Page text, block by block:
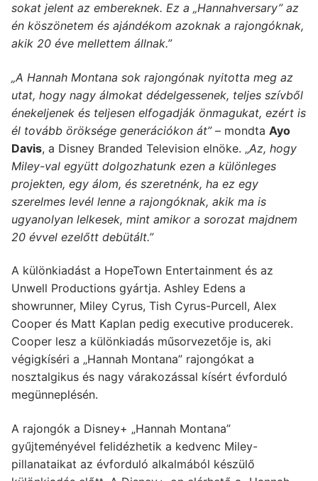
sokat jelent az embereknek. Ez a „Hannahversary” az
én köszönetem és ajándékom azoknak a rajongóknak,
akik 20 éve mellettem állnak.”
„A Hannah Montana sok rajongónak nyitotta meg az
utat, hogy nagy álmokat dédelgessenek, teljes szívből
énekeljenek és teljesen elfogadják önmagukat, ezért is
él tovább öröksége generációkon át”– mondta Ayo
Davis, a Disney Branded Television elnöke. „Az, hogy
Miley-val együtt dolgozhatunk ezen a különleges
projekten, egy álom, és szeretnénk, ha ez egy
szerelmes levél lenne a rajongóknak, akik ma is
ugyanolyan lelkesek, mint amikor a sorozat majdnem
20 évvel ezelőtt debütált.”
A különkiadást a HopeTown Entertainment és az
Unwell Productions gyártja. Ashley Edens a
showrunner, Miley Cyrus, Tish Cyrus-Purcell, Alex
Cooper és Matt Kaplan pedig executive producerek.
Cooper lesz a különkiadás műsorvezetője is, aki
végigkíséri a „Hannah Montana” rajongókat a
nosztalgikus és nagy várakozással kísért évforduló
megünneplésén.
A rajongók a Disney+ „Hannah Montana”
gyűjteményével felidézhetik a kedvenc Miley-
pillanataikat az évforduló alkalmából készülő